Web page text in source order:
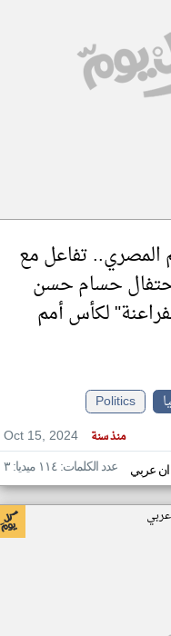
المصري.. تفاعل مع
حسام حسن
لكأس أمم
Politics
Oct 15, 2024
منذ سنة
عربي عدد الكلمات: ١١٤ ميديا: ٣